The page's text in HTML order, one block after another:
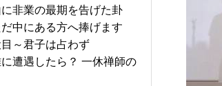
非業の最期を告げた卦
中にある方へ捧げます
～君子は占わず
遭遇したら？ 一休禅師の